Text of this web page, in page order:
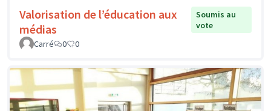
Valorisation de l’éducation aux
médias
Soumis au
vote
Carré
0 0